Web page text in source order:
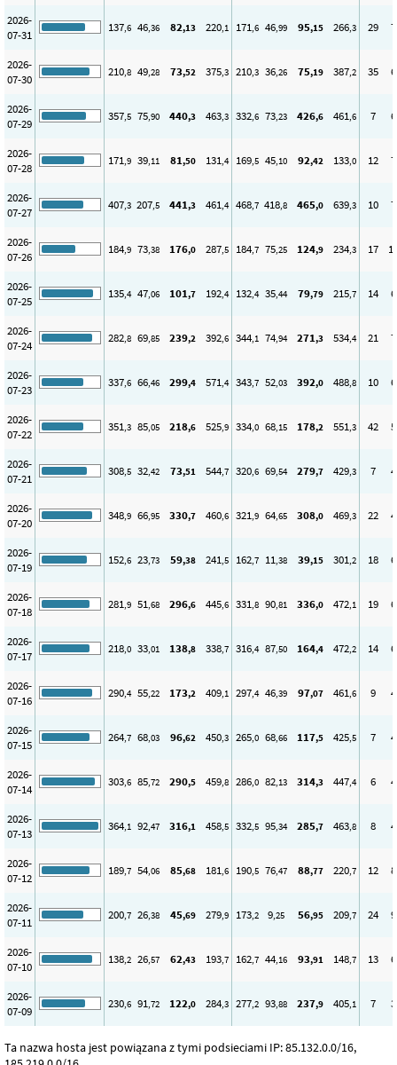
2026-
07-31
137,6 46,36 82,13 220,1 171,6 46,99 95,15 266,3 29 7
2026-
07-30
210,8 49,28 73,52 375,3 210,3 36,26 75,19 387,2 35 6
2026-
07-29
357,5 75,90 440,3 463,3 332,6 73,23 426,6 461,6 7 6
2026-
07-28
171,9 39,11 81,50 131,4 169,5 45,10 92,42 133,0 12 7
2026-
07-27
407,3 207,5 441,3 461,4 468,7 418,8 465,0 639,3 10 7
2026-
07-26
184,9 73,38 176,0 287,5 184,7 75,25 124,9 234,3 17
2026-
07-25
135,4 47,06 101,7 192,4 132,4 35,44 79,79 215,7 14 6
2026-
07-24
282,8 69,85 239,2 392,6 344,1 74,94 271,3 534,4 21 7
2026-
07-23
337,6 66,46 299,4 571,4 343,7 52,03 392,0 488,8 10 6
2026-
07-22
351,3 85,05 218,6 525,9 334,0 68,15 178,2 551,3 42 5
2026-
07-21
308,5 32,42 73,51 544,7 320,6 69,54 279,7 429,3 7 4
2026-
07-20
348,9 66,95 330,7 460,6 321,9 64,65 308,0 469,3 22 4
2026-
07-19
152,6 23,73 59,38 241,5 162,7 11,38 39,15 301,2 18 6
2026-
07-18
281,9 51,68 296,6 445,6 331,8 90,81 336,0 472,1 19 6
2026-
07-17
218,0 33,01 138,8 338,7 316,4 87,50 164,4 472,2 14 6
2026-
07-16
290,4 55,22 173,2 409,1 297,4 46,39 97,07 461,6 9 4
2026-
07-15
264,7 68,03 96,62 450,3 265,0 68,66 117,5 425,5 7 4
2026-
07-14
303,6 85,72 290,5 459,8 286,0 82,13 314,3 447,4 6 4
2026-
07-13
364,1 92,47 316,1 458,5 332,5 95,34 285,7 463,8 8 4
2026-
07-12
189,7 54,06 85,68 181,6 190,5 76,47 88,77 220,7 12 8
2026-
07-11
200,7 26,38 45,69 279,9 173,2 9,25 56,95 209,7 24 9
2026-
07-10
138,2 26,57 62,43 193,7 162,7 44,16 93,91 148,7 13 6
2026-
07-09
230,6 91,72 122,0 284,3 277,2 93,88 237,9 405,1 7 3
Ta nazwa hosta jest powiązana z tymi podsieciami IP: 85.132.0.0/16,